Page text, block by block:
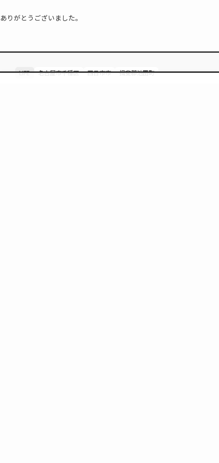
ありがとうございました。
LIFE 名古屋市千種区 四日市市 揖斐郡池田町